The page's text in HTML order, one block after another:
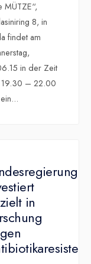
MÜTZE“,
8, in
findet am
in der Zeit
19.30 – 22.00
...
in